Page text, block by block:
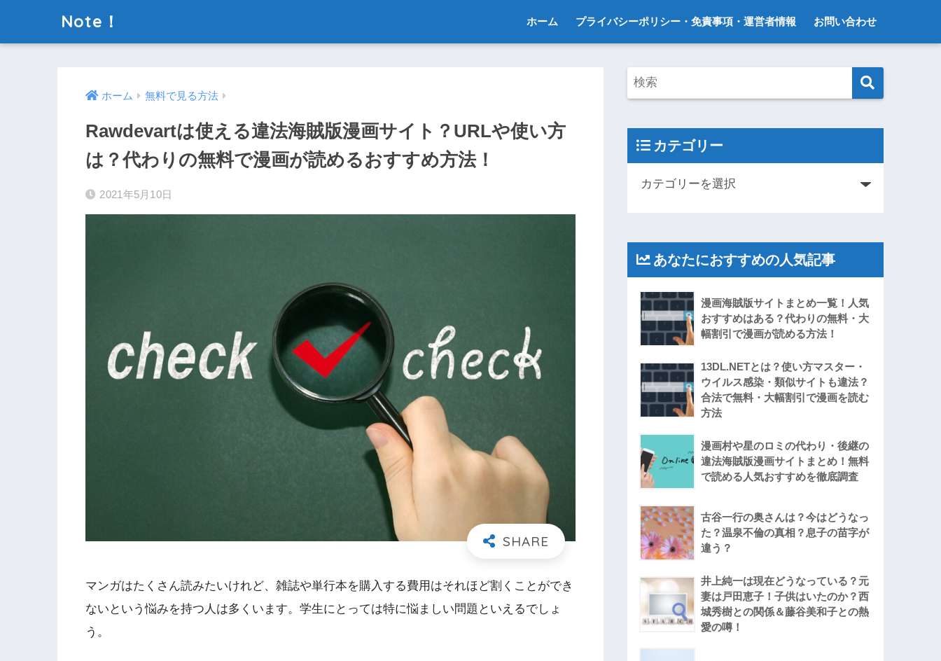
Note！ ホーム プライバシーポリシー・免責事項・運営者情報 お問い合わせ
ホーム 無料で見る方法
Rawdevartは使える違法海賊版漫画サイト？URLや使い方
は？代わりの無料で漫画が読めるおすすめ方法！
2021年5月10日
マンガはたくさん読みたいけれど、雑誌や単行本を購入する費用はそれほど割くことができ
ないという悩みを持つ人は多くいます。学生にとっては特に悩ましい問題といえるでしょ
う。
カテゴリー
あなたにおすすめの人気記事
漫画海賊版サイトまとめ一覧！人気
おすすめはある？代わりの無料・大
幅割引で漫画が読める方法！
13DL.NETとは？使い方マスター・
ウイルス感染・類似サイトも違法？
合法で無料・大幅割引で漫画を読む
方法
漫画村や星のロミの代わり・後継の
違法海賊版漫画サイトまとめ！無料
で読める人気おすすめを徹底調査
古谷一行の奥さんは？今はどうなっ
た？温泉不倫の真相？息子の苗字が
違う？
井上純一は現在どうなっている？元
妻は戸田恵子！子供はいたのか？西
城秀樹との関係＆藤谷美和子との熱
愛の噂！